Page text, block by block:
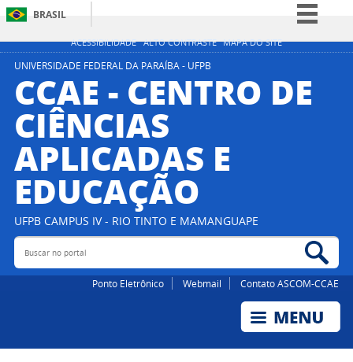
ACESSIBILIDADE ALTO CONTRASTE MAPA DO SITE
BRASIL
Simplifique!
Participe
UNIVERSIDADE FEDERAL DA PARAÍBA - UFPB
CCAE - CENTRO DE
CIÊNCIAS
APLICADAS E
EDUCAÇÃO
UFPB CAMPUS IV - RIO TINTO E MAMANGUAPE
Buscar no portal
Ponto Eletrônico Webmail Contato ASCOM-CCAE